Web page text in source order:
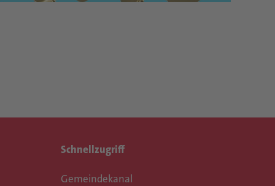
Schnellzugriff
Gemeindekanal